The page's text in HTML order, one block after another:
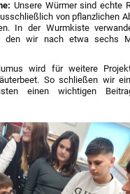
Unsere Würmer sind echte
von pflanzlichen
In der Wurmkiste
den wir nach etwa sechs
wird für weitere
So schließen wir
einen wichtigen